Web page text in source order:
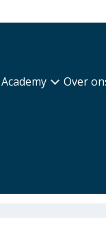
Academy Over